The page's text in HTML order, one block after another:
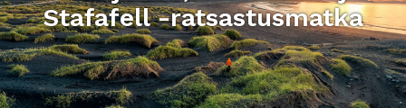
Stafafell -ratsastusmatka